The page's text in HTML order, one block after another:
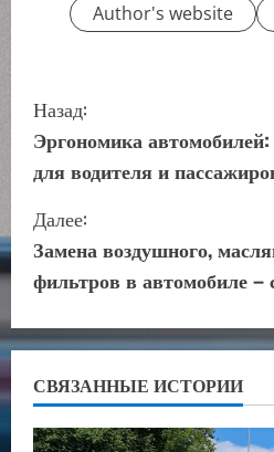
Author's website
П
р
о
д
о
л
ж
и
Назад:
Эргономика
для водителя и
Далее:
Замена воздушного,
фильтров в автомобиле –
СВЯЗАННЫЕ ИСТОРИИ